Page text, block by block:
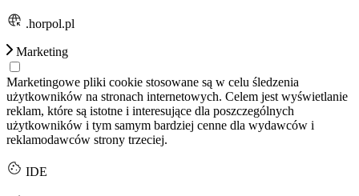
.horpol.pl
Marketing
Marketingowe pliki cookie stosowane są w celu śledzenia
użytkowników na stronach internetowych. Celem jest wyświetlanie
reklam, które są istotne i interesujące dla poszczególnych
użytkowników i tym samym bardziej cenne dla wydawców i
reklamodawców strony trzeciej.
IDE